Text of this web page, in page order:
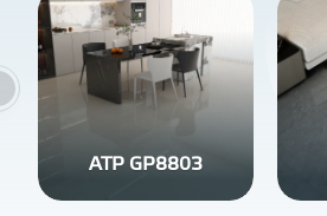
ATP GP8803